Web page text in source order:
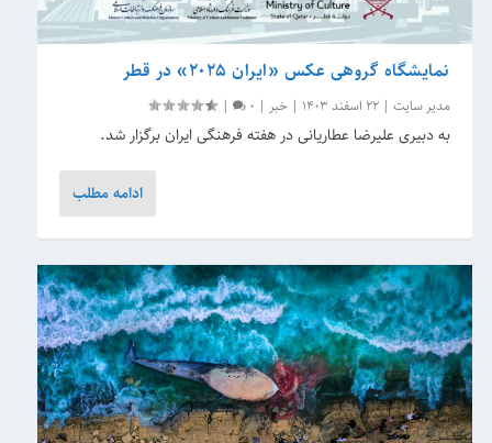
نمایشگاه گروهی عکس «ایران ۲۰۲۵» در قطر
مدیر سایت |22 اسفند 1403 | خبر |
0
|
به دبیری علیرضا عطاریانی در هفته فرهنگی ایران برگزار شد.
ادامه مطلب